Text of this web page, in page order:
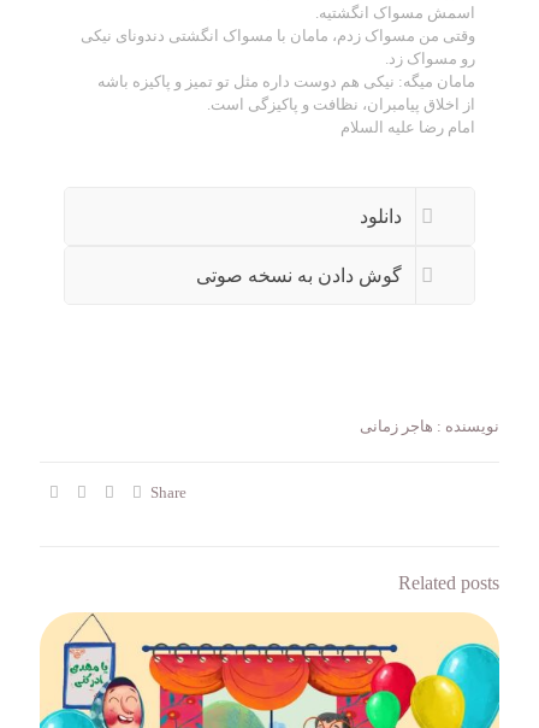
اسمش مسواک انگشتیه.
وقتی من مسواک زدم، مامان با مسواک انگشتی دندونای نیکی
رو مسواک زد.
مامان میگه: نیکی هم دوست داره مثل تو تمیز و پاکیزه باشه
از اخلاق پيامبران، نظافت و پاكيزگى است.
امام رضا علیه السلام
دانلود
گوش دادن به نسخه صوتی
نویسنده : هاجر زمانی
Share
Related posts